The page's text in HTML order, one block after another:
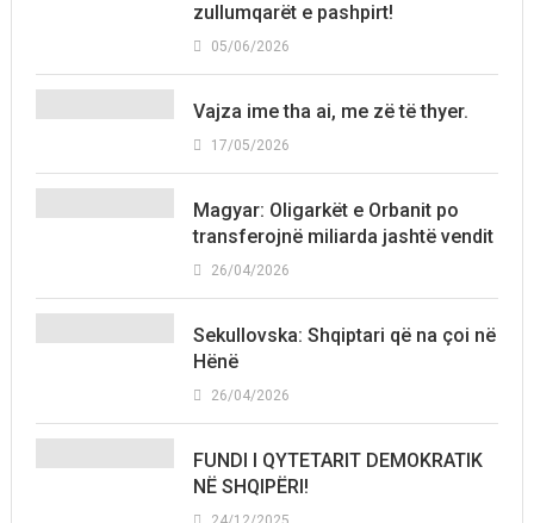
zullumqarët e pashpirt!
05/06/2026
Vajza ime tha ai, me zë të thyer.
17/05/2026
Magyar: Oligarkët e Orbanit po
transferojnë miliarda jashtë vendit
26/04/2026
Sekullovska: Shqiptari që na çoi në
Hënë
26/04/2026
FUNDI I QYTETARIT DEMOKRATIK
NË SHQIPËRI!